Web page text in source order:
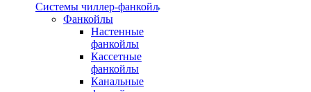
Системы чиллер-фанкойл
Фанкойлы
Настенные
фанкойлы
Кассетные
фанкойлы
Канальные